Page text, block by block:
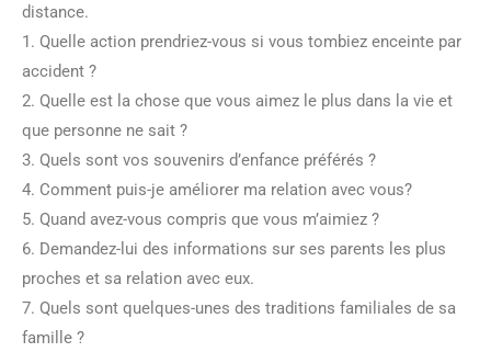
distance.
1. Quelle action prendriez-vous si vous tombiez enceinte par
accident ?
2. Quelle est la chose que vous aimez le plus dans la vie et
que personne ne sait ?
3. Quels sont vos souvenirs d’enfance préférés ?
4. Comment puis-je améliorer ma relation avec vous?
5. Quand avez-vous compris que vous m’aimiez ?
6. Demandez-lui des informations sur ses parents les plus
proches et sa relation avec eux.
7. Quels sont quelques-unes des traditions familiales de sa
famille ?